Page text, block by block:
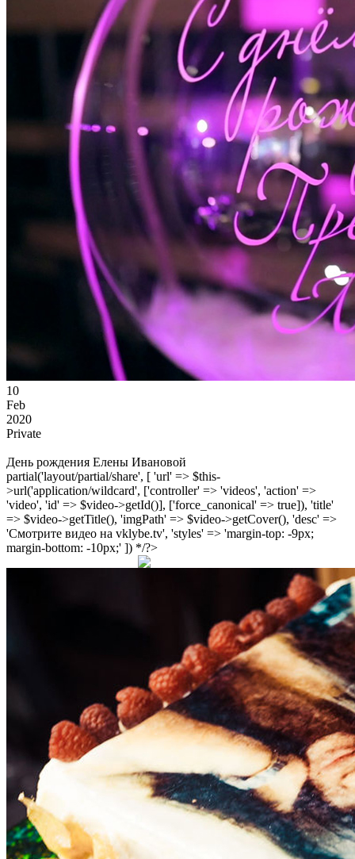
10
Feb
2020
Private
День рождения Елены Ивановой
partial('layout/partial/share', [ 'url' => $this-
>url('application/wildcard', ['controller' => 'videos', 'action' =>
'video', 'id' => $video->getId()], ['force_canonical' => true]), 'title'
=> $video->getTitle(), 'imgPath' => $video->getCover(), 'desc' =>
'Смотрите видео на vklybe.tv', 'styles' => 'margin-top: -9px;
margin-bottom: -10px;' ]) */?>